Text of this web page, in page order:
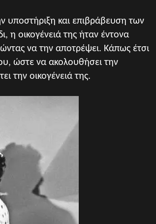
και επιβράβευση των
η οικογένειά της ήταν έντονα
να την αποτρέψει. Κάπως έτσι
ώστε να ακολουθήσει την
την οικογένειά της.